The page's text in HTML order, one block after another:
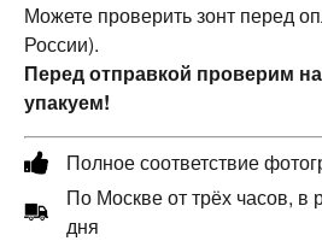
Можете проверить зонт перед
России).
Перед отправкой проверим
упакуем!
Полное соответствие
По Москве от трёх часов, в
дня